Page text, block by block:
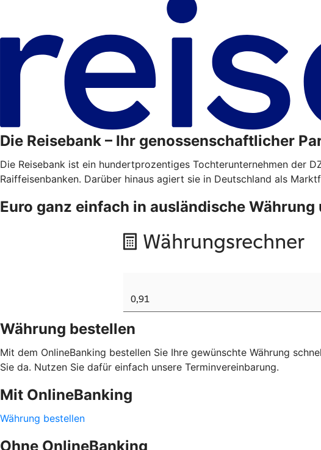
Die Reisebank – Ihr genossenschaftlicher
Die Reisebank ist ein hundertprozentiges Tochterunternehmen der
Raiffeisenbanken. Darüber hinaus agiert sie in Deutschland als
Euro ganz einfach in ausländische Währung
Währung bestellen
Mit dem OnlineBanking bestellen Sie Ihre gewünschte Währung
Sie da. Nutzen Sie dafür einfach unsere Terminvereinbarung.
Mit OnlineBanking
Währung bestellen
Ohne OnlineBanking